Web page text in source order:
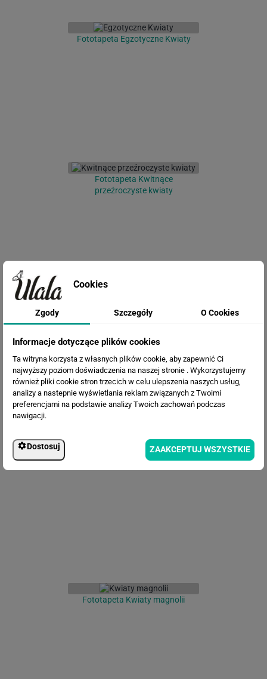
Fototapeta Egzotyczne Kwiaty
Fototapeta Kwitnące
przeźroczyste kwiaty
Fototapeta Malowane lilie wodne
Fototapeta Kwiatowy Wzór
Fototapeta Kwiaty magnolii
Cookies
Zgody Szczegóły O Cookies
Informacje dotyczące plików cookies
Ta witryna korzysta z własnych plików cookie, aby zapewnić Ci
najwyższy poziom doświadczenia na naszej stronie . Wykorzystujemy
również pliki cookie stron trzecich w celu ulepszenia naszych usług,
analizy a nastepnie wyświetlania reklam związanych z Twoimi
preferencjami na podstawie analizy Twoich zachowań podczas
nawigacji.
Dostosuj ZAAKCEPTUJ WSZYSTKIE